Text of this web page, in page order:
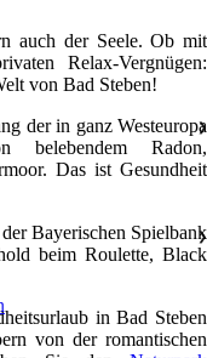
auch der Seele. Ob mit
Relax-Vergnügen:
von Bad Steben!
der in ganz Westeuropa
belebendem Radon,
Das ist Gesundheit
Bayerischen Spielbank
beim Roulette, Black
in Bad Steben
von der romantischen
❯
❯